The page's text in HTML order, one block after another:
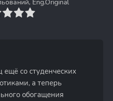
Eng.Original
со студенческих
а теперь
обогащения